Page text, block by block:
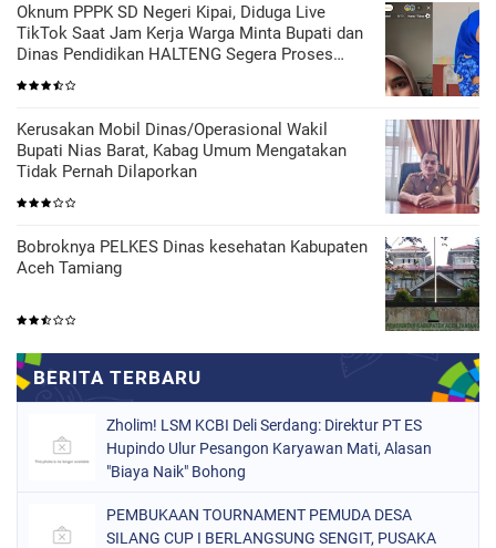
Oknum PPPK SD Negeri Kipai, Diduga Live
TikTok Saat Jam Kerja Warga Minta Bupati dan
Dinas Pendidikan HALTENG Segera Proses
Kerusakan Mobil Dinas/Operasional Wakil
Bupati Nias Barat, Kabag Umum Mengatakan
Tidak Pernah Dilaporkan
Bobroknya PELKES Dinas kesehatan Kabupaten
Aceh Tamiang
Zholim! LSM KCBI Deli Serdang: Direktur PT ES
Hupindo Ulur Pesangon Karyawan Mati, Alasan
"Biaya Naik" Bohong
PEMBUKAAN TOURNAMENT PEMUDA DESA
SILANG CUP I BERLANGSUNG SENGIT, PUSAKA